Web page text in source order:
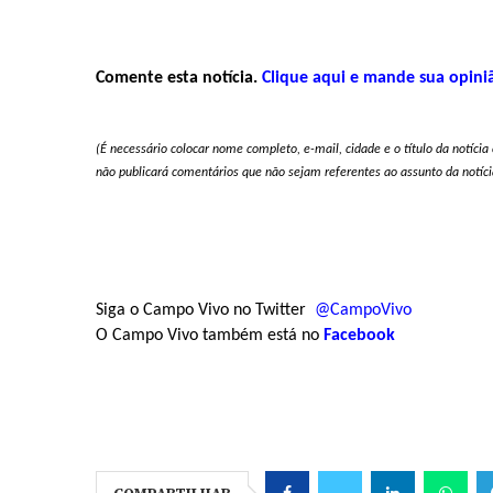
Comente esta notícia. Clique aqui e mande sua
(É necessário colocar nome completo, e-mail, cidade e o título da
não publicará comentários que não sejam referentes ao assunto da
Siga o Campo Vivo no Twitter @CampoVivo
O Campo Vivo também está no Facebook